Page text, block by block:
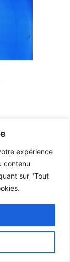
expérience
contenu
sur "Tout
German